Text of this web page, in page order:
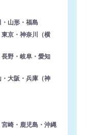
。
い合わせを頂きま
い合わせを頂きま
い合わせを頂きま
山形・福島
京・神奈川（横
野・岐阜・愛知
大阪・兵庫（神
崎・鹿児島・沖縄